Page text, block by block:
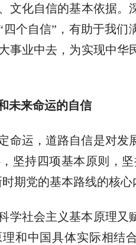
文化自信的基本依据。
个自信”，有助于我们
事业中去，为实现中华
未来命运的自信
命运，道路自信是对发
坚持四项基本原则，
期党的基本路线的核心
学社会主义基本原理又
和中国具体实际相结